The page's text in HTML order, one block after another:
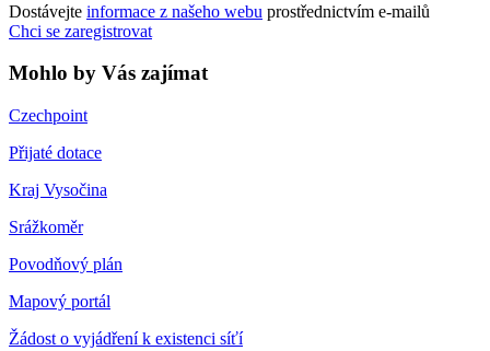
Dostávejte informace z našeho webu prostřednictvím e-mailů
Chci se zaregistrovat
Mohlo by Vás zajímat
Czechpoint
Přijaté dotace
Kraj Vysočina
Srážkoměr
Povodňový plán
Mapový portál
Žádost o vyjádření k existenci síťí